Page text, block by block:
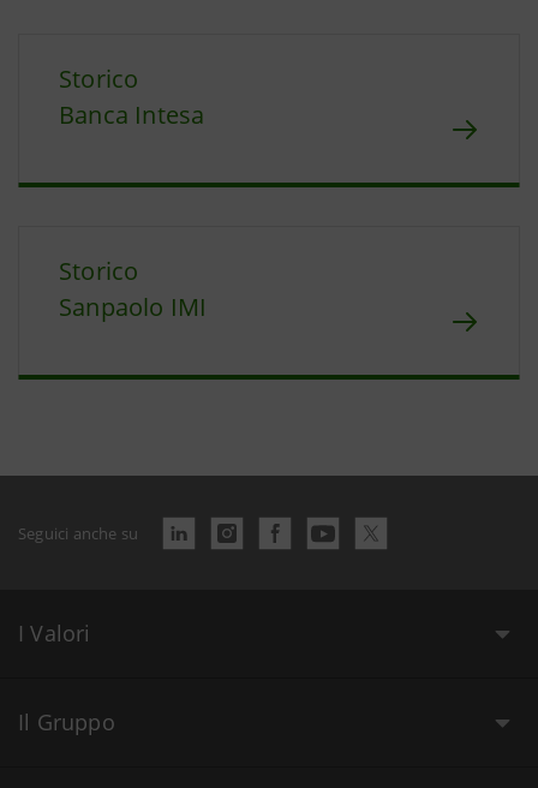
Storico
Banca Intesa
Storico
Sanpaolo IMI
Seguici anche su
I Valori
Il Gruppo